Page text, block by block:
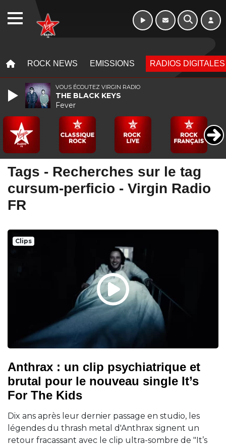
ROCK NEWS EMISSIONS RADIOS DIGITALES
Tags - Recherches sur le tag
cursum-perficio - Virgin Radio
FR
Clips
Anthrax : un clip psychiatrique et
brutal pour le nouveau single It’s
For The Kids
Dix ans après leur dernier passage en studio, les
légendes du thrash metal d'Anthrax signent un
retour fracassant avec le clip ultra-sombre de "It’s
VOUS ÉCOUTEZ VIRGIN RADIO
THE BLACK KEYS
Fever
WEBRADIO Week-end de 06h
à 12h